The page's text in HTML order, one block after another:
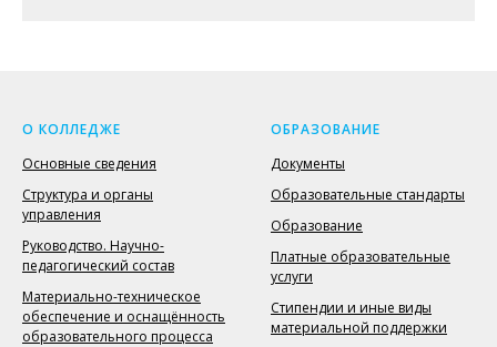
О КОЛЛЕДЖЕ
Основные сведения
Структура и органы
управления
Руководство. Научно-
педагогический состав
Материально-техническое
обеспечение и оснащённость
образовательного процесса
ОБРАЗОВАНИЕ
Документы
Образовательные стандарты
Образование
Платные образовательные
услуги
Стипендии и иные виды
материальной поддержки